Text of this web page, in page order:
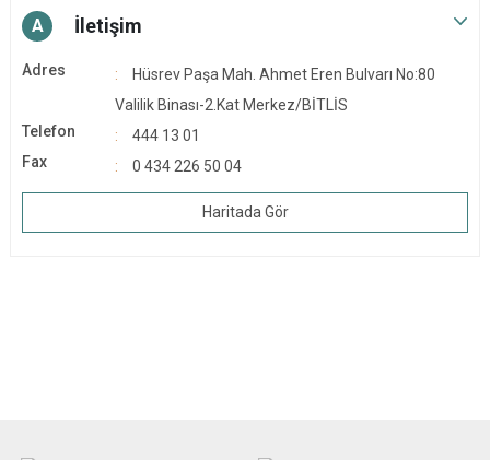
A İletişim
Adres
Hüsrev Paşa Mah. Ahmet Eren Bulvarı No:80
Valilik Binası-2.Kat Merkez/BİTLİS
Telefon
444 13 01
Fax
0 434 226 50 04
Haritada Gör